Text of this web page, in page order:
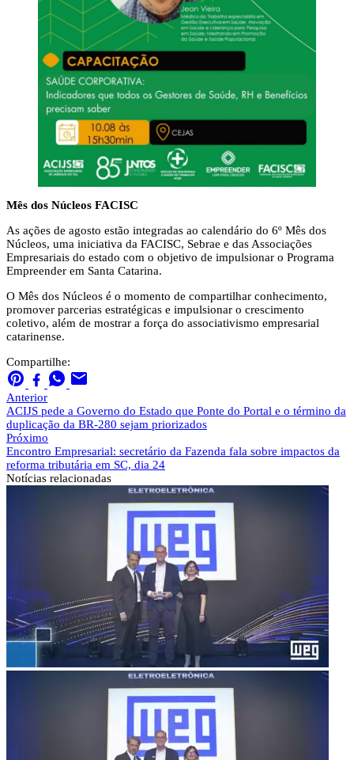
Mês dos Núcleos FACISC
As ações de agosto estão integradas ao calendário do 6º Mês dos
Núcleos, uma iniciativa da FACISC, Sebrae e das Associações
Empresariais do estado com o objetivo de impulsionar o Programa
Empreender em Santa Catarina.
O Mês dos Núcleos é o momento de compartilhar conhecimento,
promover parcerias estratégicas e impulsionar o crescimento
coletivo, além de mostrar a força do associativismo empresarial
catarinense.
Compartilhe:
Anterior
ACIJS pede a Governo do Estado que Ponte do Portal e o término da
duplicação da BR-280 sejam priorizados
Próximo
Encontro Empresarial: secretário da Fazenda fala sobre impactos da
reforma tributária em SC, dia 24
Notícias relacionadas